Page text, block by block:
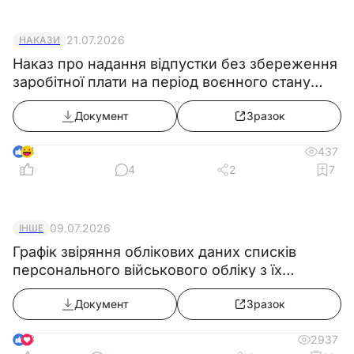
Порядковий
номер
номер
6. Наявність металевої тари та заправного
інвентаря:
НАКАЗИ 21.07.2026
Наказ про надання відпустки без збереження
заробітної плати на період воєнного стану
(продовження з 02.08.2026)
Документ Зразок
4
437
4
2 7
ІНШЕ 09.07.2026
Графік звіряння облікових даних списків
персонального військового обліку з їх
військово-обліковими документами
Документ Зразок
8
2937